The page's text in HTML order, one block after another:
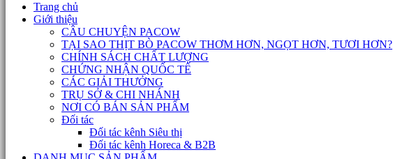
Trang chủ
Giới thiệu
CÂU CHUYỆN PACOW
TẠI SAO THỊT BÒ PACOW THƠM HƠN, NGỌT HƠN, TƯƠI HƠN?
CHÍNH SÁCH CHẤT LƯỢNG
CHỨNG NHẬN QUỐC TẾ
CÁC GIẢI THƯỞNG
TRỤ SỞ & CHI NHÁNH
NƠI CÓ BÁN SẢN PHẨM
Đối tác
Đối tác kênh Siêu thị
Đối tác kênh Horeca & B2B